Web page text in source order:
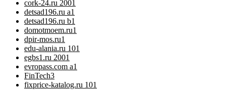
cork-24.ru 2001
detsad196.ru a1
detsad196.ru b1
domotmoem.ru1
dpir-mos.ru1
edu-alania.ru 101
egbs1.ru 2001
evropass.com a1
FinTech3
fixprice-katalog.ru 101